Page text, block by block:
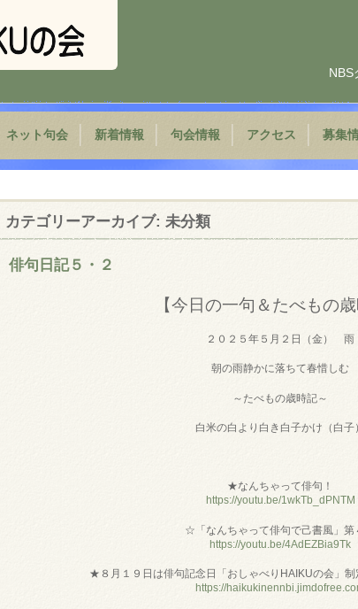
NBS
ネット句会 新着情報 句会情報 アクセス 募集
カテゴリーアーカイブ: 未分類
俳句日記５・２
【今日の一句＆たべもの歳
２０２５年５月２日（金） 雨
朝の雨静かに落ちて春惜しむ
～たべもの歳時記～
白米の白より白き白子かけ（白子
★なんちゃって俳句！
https://youtu.be/1wkTb_dPNTM
☆「なんちゃって俳句で己書風」第
https://youtu.be/4AdEZBia9Tk
★８月１９日は俳句記念日「おしゃべりHAIKUの会」制
https://